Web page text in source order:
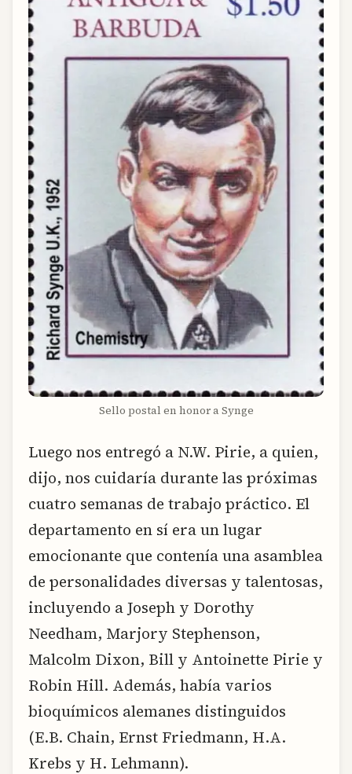
Sello postal en honor a Synge
Luego nos entregó a N.W. Pirie, a quien,
dijo, nos cuidaría durante las próximas
cuatro semanas de trabajo práctico. El
departamento en sí era un lugar
emocionante que contenía una asamblea
de personalidades diversas y talentosas,
incluyendo a Joseph y Dorothy
Needham, Marjory Stephenson,
Malcolm Dixon, Bill y Antoinette Pirie y
Robin Hill. Además, había varios
bioquímicos alemanes distinguidos
(E.B. Chain, Ernst Friedmann, H.A.
Krebs y H. Lehmann).